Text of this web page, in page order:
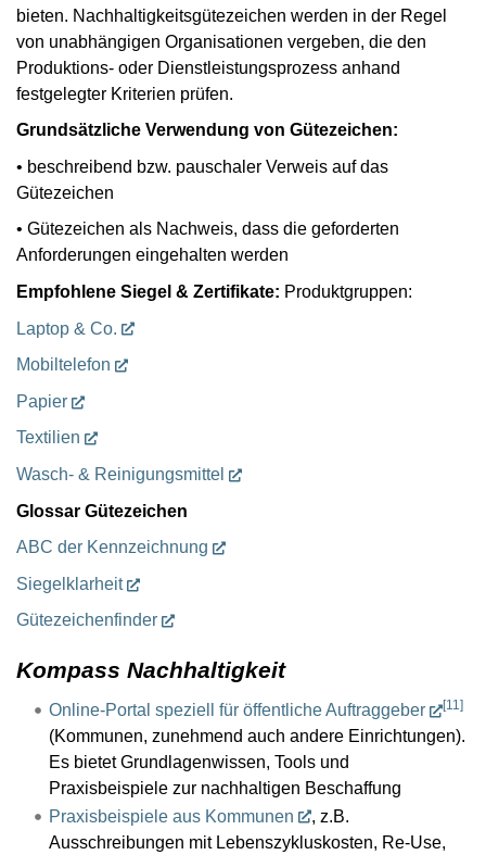
bieten. Nachhaltigkeitsgütezeichen werden in der Regel
von unabhängigen Organisationen vergeben, die den
Produktions- oder Dienstleistungsprozess anhand
festgelegter Kriterien prüfen.
Grundsätzliche Verwendung von Gütezeichen:
• beschreibend bzw. pauschaler Verweis auf das
Gütezeichen
• Gütezeichen als Nachweis, dass die geforderten
Anforderungen eingehalten werden
Empfohlene Siegel & Zertifikate: Produktgruppen:
Laptop & Co.
Mobiltelefon
Papier
Textilien
Wasch- & Reinigungsmittel
Glossar Gütezeichen
ABC der Kennzeichnung
Siegelklarheit
Gütezeichenfinder
Kompass Nachhaltigkeit
Online-Portal speziell für öffentliche Auftraggeber [11]
(Kommunen, zunehmend auch andere Einrichtungen).
Es bietet Grundlagenwissen, Tools und
Praxisbeispiele zur nachhaltigen Beschaffung
Praxisbeispiele aus Kommunen
, z.B.
Ausschreibungen mit Lebenszykluskosten, Re-Use,